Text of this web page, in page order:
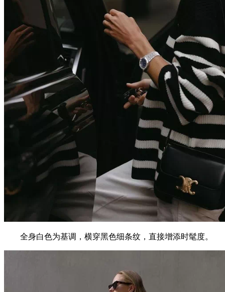
全身白色为基调，横穿黑色细条纹，直接增添时髦度。